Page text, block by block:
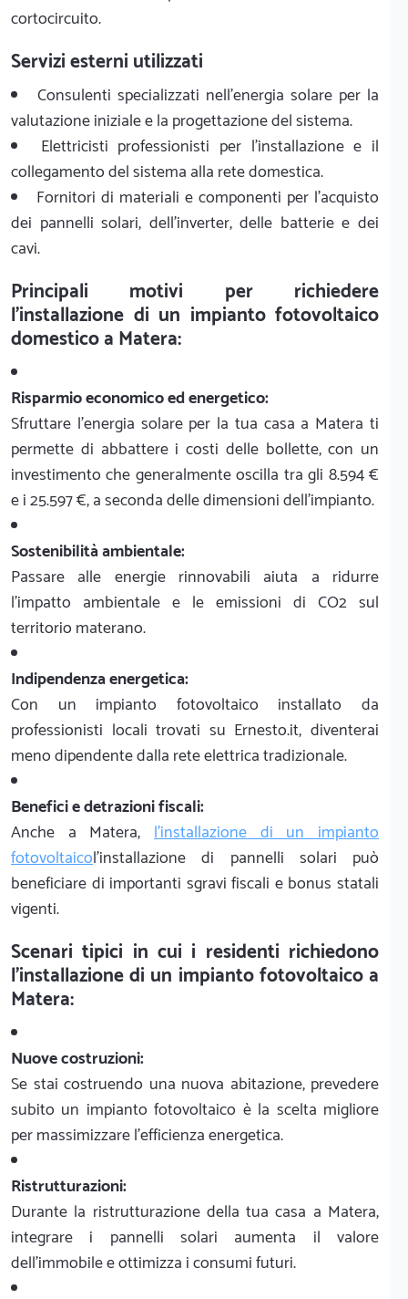
cortocircuito.
Servizi esterni utilizzati
Consulenti specializzati nell'energia solare per la
valutazione iniziale e la progettazione del sistema.
Elettricisti professionisti per l'installazione e il
collegamento del sistema alla rete domestica.
Fornitori di materiali e componenti per l'acquisto
dei pannelli solari, dell'inverter, delle batterie e dei
cavi.
Principali motivi per richiedere
l'installazione di un impianto fotovoltaico
domestico a Matera:
Risparmio economico ed energetico:
Sfruttare l'energia solare per la tua casa a Matera ti
permette di abbattere i costi delle bollette, con un
investimento che generalmente oscilla tra gli 8.594 €
e i 25.597 €, a seconda delle dimensioni dell'impianto.
Sostenibilità ambientale:
Passare alle energie rinnovabili aiuta a ridurre
l'impatto ambientale e le emissioni di CO2 sul
territorio materano.
Indipendenza energetica:
Con un impianto fotovoltaico installato da
professionisti locali trovati su Ernesto.it, diventerai
meno dipendente dalla rete elettrica tradizionale.
Benefici e detrazioni fiscali:
Anche a Matera, l'installazione di un impianto
fotovoltaicol'installazione di pannelli solari può
beneficiare di importanti sgravi fiscali e bonus statali
vigenti.
Scenari tipici in cui i residenti richiedono
l'installazione di un impianto fotovoltaico a
Matera:
Nuove costruzioni:
Se stai costruendo una nuova abitazione, prevedere
subito un impianto fotovoltaico è la scelta migliore
per massimizzare l'efficienza energetica.
Ristrutturazioni:
Durante la ristrutturazione della tua casa a Matera,
integrare i pannelli solari aumenta il valore
dell'immobile e ottimizza i consumi futuri.